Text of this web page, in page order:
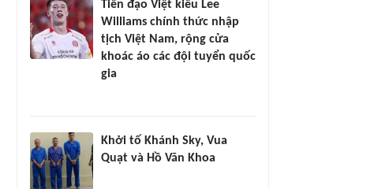
Tiền đạo Việt kiều Lee
Williams chính thức nhập
tịch Việt Nam, rộng cửa
khoác áo các đội tuyển quốc
gia
Khởi tố Khánh Sky, Vua
Quạt và Hồ Văn Khoa